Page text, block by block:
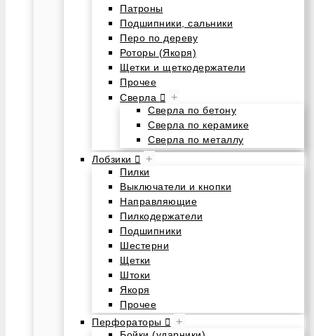
Патроны
Подшипники, сальники
Перо по дереву
Роторы (Якоря)
Щетки и щеткодержатели
Прочее
Сверла
+
Сверла по бетону
Сверла по керамике
Сверла по металлу
Лобзики
+
Пилки
Выключатели и кнопки
Направляющие
Пилкодержатели
Подшипники
Шестерни
Щетки
Штоки
Якоря
Прочее
Перфораторы
+